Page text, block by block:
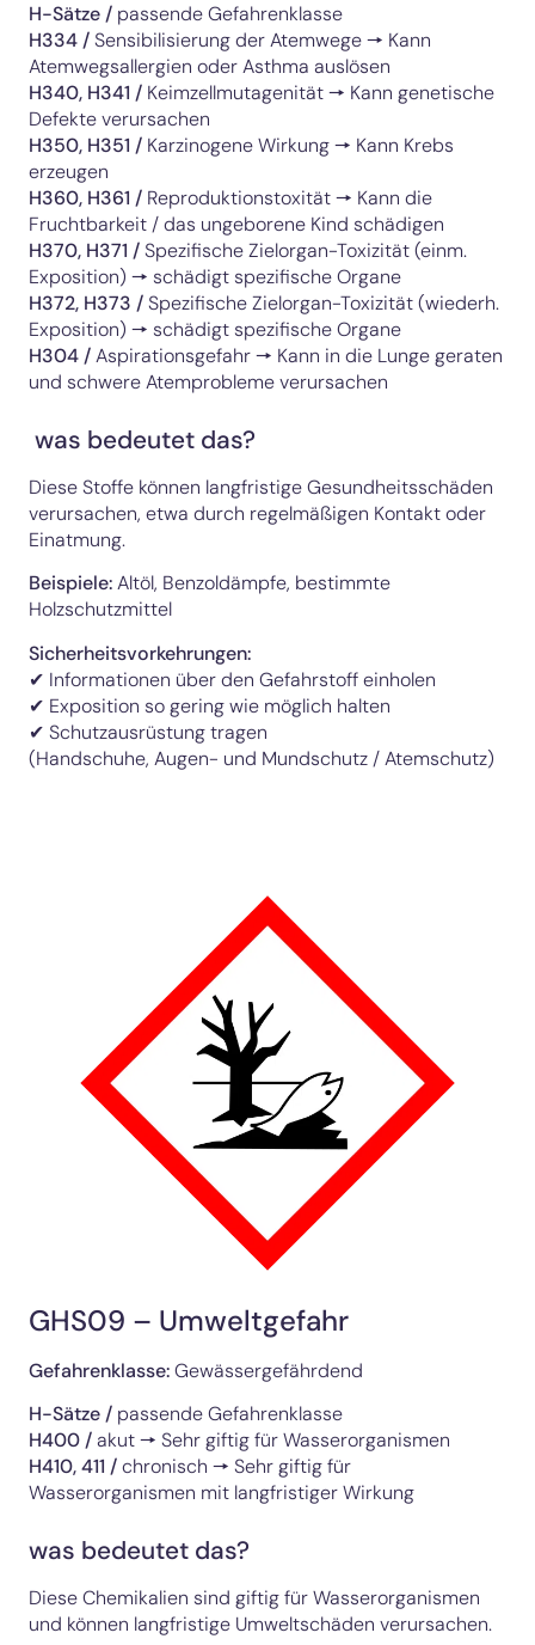
H-Sätze / passende Gefahrenklasse
H334/Sensibilisierung der Atemwege 🠖 Kann
Atemwegsallergien oder Asthma auslösen
H340, H341 / Keimzellmutagenität 🠖 Kann genetische
Defekte verursachen
H350, H351 / Karzinogene Wirkung 🠖 Kann Krebs
erzeugen
H360, H361 / Reproduktionstoxität 🠖 Kann die
Fruchtbarkeit / das ungeborene Kind schädigen
H370, H371 /Spezifische Zielorgan-Toxizität (einm.
Exposition) 🠖 schädigt spezifische Organe
H372, H373 /Spezifische Zielorgan-Toxizität (wiederh.
Exposition) 🠖 schädigt spezifische Organe
H304/Aspirationsgefahr 🠖 Kann in die Lunge geraten
und schwere Atemprobleme verursachen
was bedeutet das?
Diese Stoffe können langfristige Gesundheitsschäden
verursachen, etwa durch regelmäßigen Kontakt oder
Einatmung.
Beispiele:Altöl, Benzoldämpfe, bestimmte
Holzschutzmittel
Sicherheitsvorkehrungen:
✔ Informationen über den Gefahrstoff einholen
✔ Exposition so gering wie möglich halten
✔ Schutzausrüstung tragen
(Handschuhe, Augen- und Mundschutz / Atemschutz)
GHS09 – Umweltgefahr
Gefahrenklasse:Gewässergefährdend
H-Sätze / passende Gefahrenklasse
H400/akut 🠖 Sehr giftig für Wasserorganismen
H410, 411 /chronisch 🠖 Sehr giftig für
Wasserorganismen mit langfristiger Wirkung
was bedeutet das?
Diese Chemikalien sind giftig für Wasserorganismen
und können langfristige Umweltschäden verursachen.